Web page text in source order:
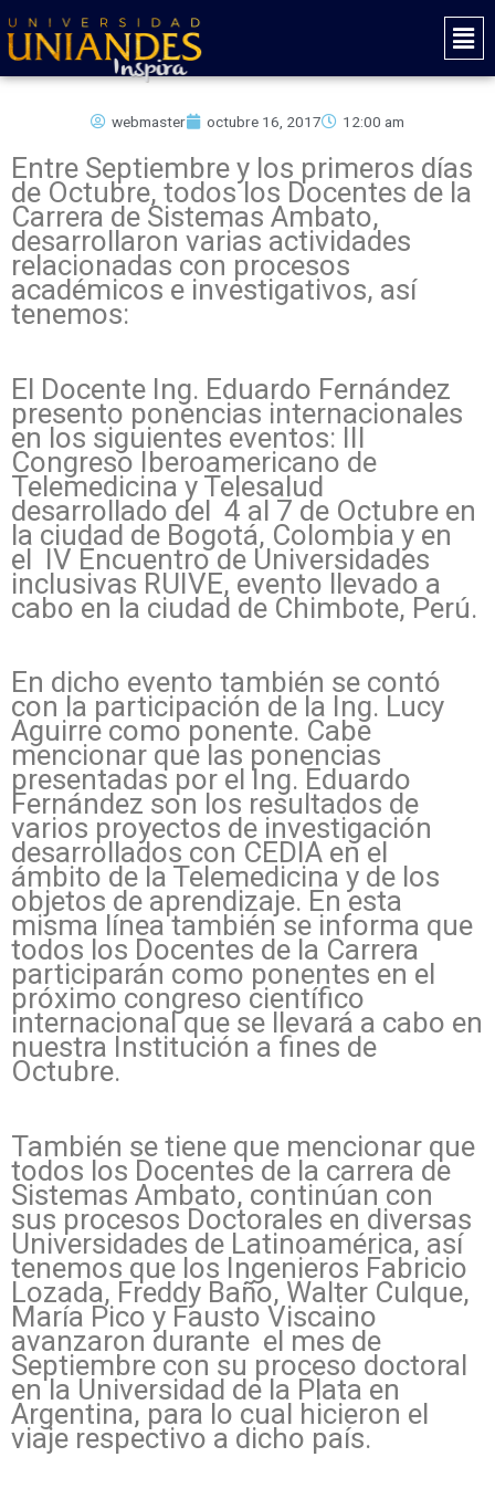
al
contenido
Main
webmaster octubre 16, 2017 12:00 am
Entre Septiembre y los primeros días
de Octubre, todos los Docentes de la
Carrera de Sistemas Ambato,
desarrollaron varias actividades
relacionadas con procesos
académicos e investigativos, así
tenemos:
El Docente Ing. Eduardo Fernández
presento ponencias internacionales
en los siguientes eventos: III
Congreso Iberoamericano de
Telemedicina y Telesalud
desarrollado del 4 al 7 de Octubre en
la ciudad de Bogotá, Colombia y en
el IV Encuentro de Universidades
inclusivas RUIVE, evento llevado a
cabo en la ciudad de Chimbote, Perú.
En dicho evento también se contó
con la participación de la Ing. Lucy
Aguirre como ponente. Cabe
mencionar que las ponencias
presentadas por el Ing. Eduardo
Fernández son los resultados de
varios proyectos de investigación
desarrollados con CEDIA en el
ámbito de la Telemedicina y de los
objetos de aprendizaje. En esta
misma línea también se informa que
todos los Docentes de la Carrera
participarán como ponentes en el
próximo congreso científico
internacional que se llevará a cabo en
nuestra Institución a fines de
Octubre.
También se tiene que mencionar que
todos los Docentes de la carrera de
Sistemas Ambato, continúan con
sus procesos Doctorales en diversas
Universidades de Latinoamérica, así
tenemos que los Ingenieros Fabricio
Lozada, Freddy Baño, Walter Culque,
María Pico y Fausto Viscaino
avanzaron durante el mes de
Septiembre con su proceso doctoral
en la Universidad de la Plata en
Argentina, para lo cual hicieron el
viaje respectivo a dicho país.